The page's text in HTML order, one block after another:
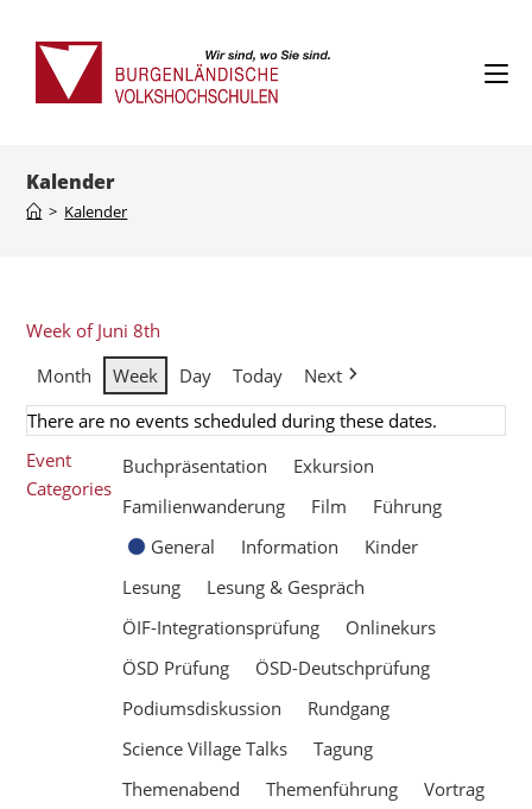
Kalender
> Kalender
Week of Juni 8th
Month
Week Day Today
Next
There are no events scheduled during these dates.
Event
Categories
Buchpräsentation
Exkursion
Familienwanderung
Film
Führung
General
Information
Kinder
Lesung
Lesung & Gespräch
ÖIF-Integrationsprüfung
Onlinekurs
ÖSD Prüfung
ÖSD-Deutschprüfung
Podiumsdiskussion
Rundgang
Science Village Talks
Tagung
Themenabend
Themenführung
Vortrag